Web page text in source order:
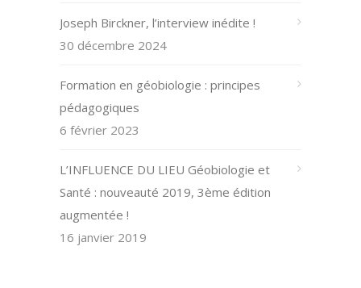
Joseph Birckner, l’interview inédite !
30 décembre 2024
Formation en géobiologie : principes
pédagogiques
6 février 2023
L’INFLUENCE DU LIEU Géobiologie et
Santé : nouveauté 2019, 3ème édition
augmentée !
16 janvier 2019